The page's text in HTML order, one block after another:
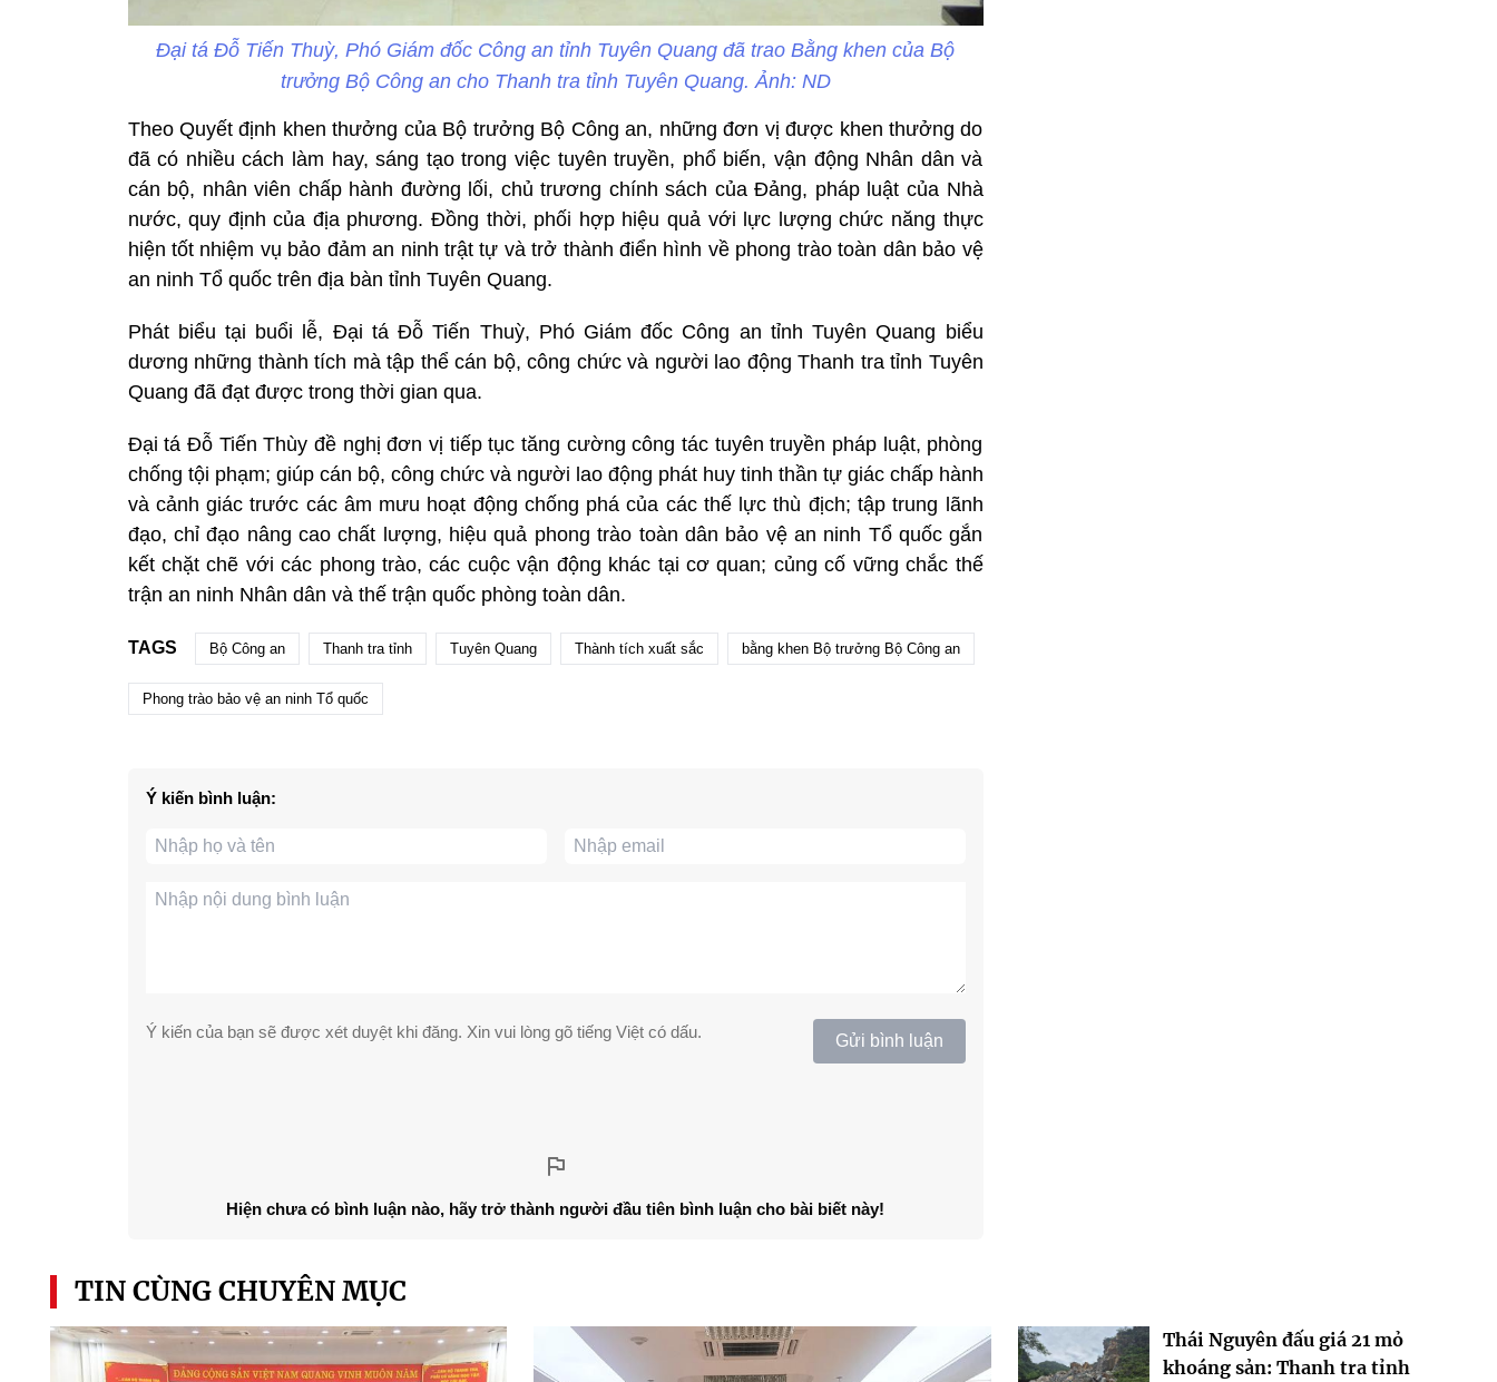
Đại tá Đỗ Tiến Thuỳ, Phó Giám đốc Công an tỉnh Tuyên Quang đã trao Bằng khen của Bộ
trưởng Bộ Công an cho Thanh tra tỉnh Tuyên Quang. Ảnh: ND
Theo Quyết định khen thưởng của Bộ trưởng Bộ Công an, những đơn vị được khen thưởng do
đã có nhiều cách làm hay, sáng tạo trong việc tuyên truyền, phổ biến, vận động Nhân dân và
cán bộ, nhân viên chấp hành đường lối, chủ trương chính sách của Đảng, pháp luật của Nhà
nước, quy định của địa phương. Đồng thời, phối hợp hiệu quả với lực lượng chức năng thực
hiện tốt nhiệm vụ bảo đảm an ninh trật tự và trở thành điển hình về phong trào toàn dân bảo vệ
an ninh Tổ quốc trên địa bàn tỉnh Tuyên Quang.
Phát biểu tại buổi lễ, Đại tá Đỗ Tiến Thuỳ, Phó Giám đốc Công an tỉnh Tuyên Quang biểu
dương những thành tích mà tập thể cán bộ, công chức và người lao động Thanh tra tỉnh Tuyên
Quang đã đạt được trong thời gian qua.
Đại tá Đỗ Tiến Thùy đề nghị đơn vị tiếp tục tăng cường công tác tuyên truyền pháp luật, phòng
chống tội phạm; giúp cán bộ, công chức và người lao động phát huy tinh thần tự giác chấp hành
và cảnh giác trước các âm mưu hoạt động chống phá của các thế lực thù địch; tập trung lãnh
đạo, chỉ đạo nâng cao chất lượng, hiệu quả phong trào toàn dân bảo vệ an ninh Tổ quốc gắn
kết chặt chẽ với các phong trào, các cuộc vận động khác tại cơ quan; củng cố vững chắc thế
trận an ninh Nhân dân và thế trận quốc phòng toàn dân.
TAGS Bộ Công an Thanh tra tỉnh Tuyên Quang Thành tích xuất sắc bằng khen Bộ trưởng Bộ Công an
Phong trào bảo vệ an ninh Tổ quốc
Ý kiến bình luận:
Ý kiến của bạn sẽ được xét duyệt khi đăng. Xin vui lòng gõ tiếng Việt có dấu. Gửi bình luận
Hiện chưa có bình luận nào, hãy trở thành người đầu tiên bình luận cho bài biết này!
TIN CÙNG CHUYÊN MỤC
Thái Nguyên đấu giá 21 mỏ
khoáng sản: Thanh tra tỉnh